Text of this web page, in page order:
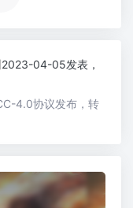
2023-04-05发表，
4.0协议发布，转